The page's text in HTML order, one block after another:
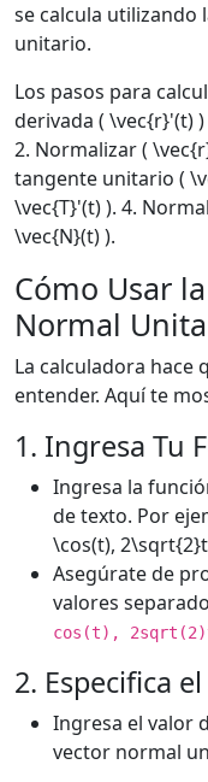
se calcula utilizando
unitario.
Los pasos para
derivada ( \vec{r}'(t)
2. Normalizar (
tangente unitario (
\vec{T}'(t) ). 4.
\vec{N}(t) ).
Cómo Usar
Normal
La calculadora hace
entender. Aquí te
1. Ingresa Tu
Ingresa la
de texto. Por
\cos(t),
Asegúrate de
valores
cos(t),
2. Especifica
Ingresa el valor
vector normal